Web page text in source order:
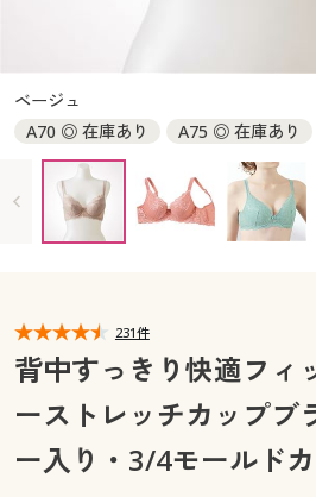
大きいサイズ 事務・制服
カタログ・チラシからのご注文
デジタルカタログ
カタログ無料プレゼント
マイページ
閲覧履歴
お気に入り
カタログ・チラシからのご注文
カタログ無料プレゼント
会員メニュー
閲覧履歴
お気に入り
サポート
ベージュ
A70 ◎ 在庫あり
A75 ◎ 在庫あり
A85 ◎ 在庫あり
B70 ◎ 在庫あり
B80 ◎ 在庫あり
B85 ◎ 在庫あり
C75 ◎ 在庫あり
C80 ◎ 在庫あり
231件
背中すっきり快適フィ
ーストレッチカップブ
ー入り・3/4モールド